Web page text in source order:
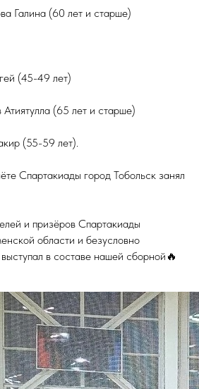
Галина (60 лет и старше)
(45-49 лет)
(65 лет и старше)
(55-59 лет).
Спартакиады город Тобольск занял
и призёров Спартакиады
области и безусловно
в составе нашей сборной🔥